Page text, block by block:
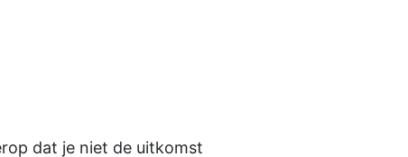
dat je niet de uitkomst